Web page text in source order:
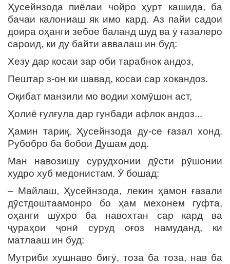
Ҳусейнзода пиёлаи чойро ҳурт кашида, ба
бачаи калониаш як имо кард. Аз пайи садои
доира оҳанги зебое баланд шуд ва ӯ ғазалеро
сароид, ки ду байти аввалаш ин буд:
Хезу дар косаи зар оби тарабнок андоз,
Пештар з-он ки шавад, косаи сар хокандоз.
Оқибат манзили мо водии хомӯшон аст,
Ҳолиё ғулғула дар гунбади афлок андоз...
Ҳамин тариқ, Ҳусейнзода ду-се ғазал хонд.
Рубобро ба бобои Душам дод.
Ман навозишу сурудхонии дӯсти рӯшонии
худро хуб медонистам. Ӯ бошад:
– Майлаш, Ҳусейнзода, лекин ҳамон ғазали
дӯстдоштаамонро бо ҳам мехонем гуфта,
оҳанги шӯхро ба навохтан сар кард ва
ҷураҳои ҷонӣ суруд оғоз намуданд, ки
матлааш ин буд:
Мутриби хушнаво бигӯ, тоза ба тоза, нав ба